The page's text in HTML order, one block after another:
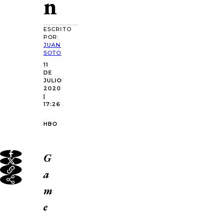
ESCRITO
POR:
JUAN
SOTO
11
DE
JULIO
2020
|
17:26
HBO
G
a
m
e